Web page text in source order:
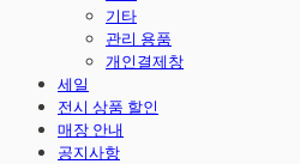
기타
관리 용품
개인결제창
세일
전시 상품 할인
매장 안내
공지사항